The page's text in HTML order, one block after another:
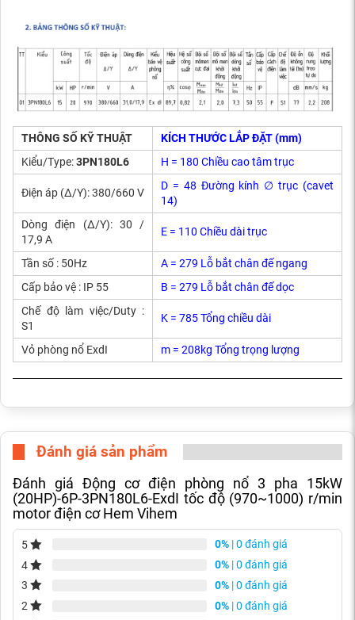
THÔNG SỐ KỸ THUẬT
KÍCH THƯỚC LẮP ĐẶT (mm)
Kiểu/Type:3PN180L6 H = 180 Chiều cao tâm trục
Điện áp (Δ/Y): 380/660 V
D = 48 Đường kính ∅ trục (cavet
14)
Dòng điện (Δ/Y): 30 /
17,9 A
E = 110 Chiều dài trục
Tần số : 50Hz
A = 279 Lỗ bắt chân đế ngang
Cấp bảo vệ : IP 55
B = 279 Lỗ bắt chân đế dọc
Chế độ làm việc/Duty :
S1
K = 785 Tổng chiều dài
Vỏ phòng nổ ExdI m = 208kg Tổng trọng lượng
Đánh giá sản phẩm
Đánh giá Động cơ điện phòng nổ 3 pha 15kW
(20HP)-6P-3PN180L6-ExdI tốc độ (970~1000) r/min
motor điện cơ Hem Vihem
5 0% | 0 đánh giá
4
0% | 0 đánh giá
3
0% | 0 đánh giá
2
0% | 0 đánh giá